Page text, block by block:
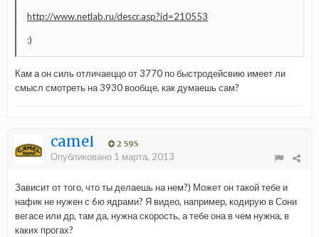
http://www.netlab.ru/descr.asp?id=210553
:)
Кам а он силь отличаеццо от 3770 по быстродейсвию имеет ли
смысл смотреть на 3930 вообще, как думаешь сам?
camel 2 595
Опубликовано 1 марта, 2013
Зависит от того, что ты делаешь на нем?) Может он такой тебе и
нафик не нужен с 6ю ядрами? Я видео, например, кодирую в Сони
вегасе или др, там да, нужна скорость, а тебе она в чем нужна, в
каких прогах?